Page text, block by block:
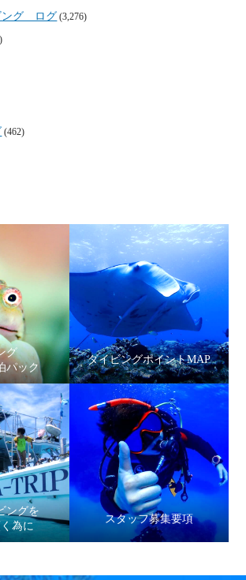
ング ログ (3,276)
(462)
グ
パック
ダイビングポイントMAP
ングを
為に
スタッフ募集要項